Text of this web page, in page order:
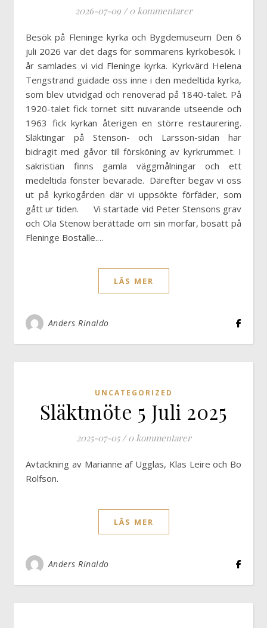
2026-07-09 / 0 kommentarer
Besök på Fleninge kyrka och Bygdemuseum Den 6
juli 2026 var det dags för sommarens kyrkobesök. I
år samlades vi vid Fleninge kyrka. Kyrkvärd Helena
Tengstrand guidade oss inne i den medeltida kyrka,
som blev utvidgad och renoverad på 1840-talet. På
1920-talet fick tornet sitt nuvarande utseende och
1963 fick kyrkan återigen en större restaurering.
Släktingar på Stenson- och Larsson-sidan har
bidragit med gåvor till försköning av kyrkrummet. I
sakristian finns gamla väggmålningar och ett
medeltida fönster bevarade. Därefter begav vi oss
ut på kyrkogården där vi uppsökte förfäder, som
gått ur tiden. Vi startade vid Peter Stensons grav
och Ola Stenow berättade om sin morfar, bosatt på
Fleninge Boställe.…
LÄS MER
Anders Rinaldo
UNCATEGORIZED
Släktmöte 5 Juli 2025
2025-07-05 / 0 kommentarer
Avtackning av Marianne af Ugglas, Klas Leire och Bo
Rolfson.
LÄS MER
Anders Rinaldo